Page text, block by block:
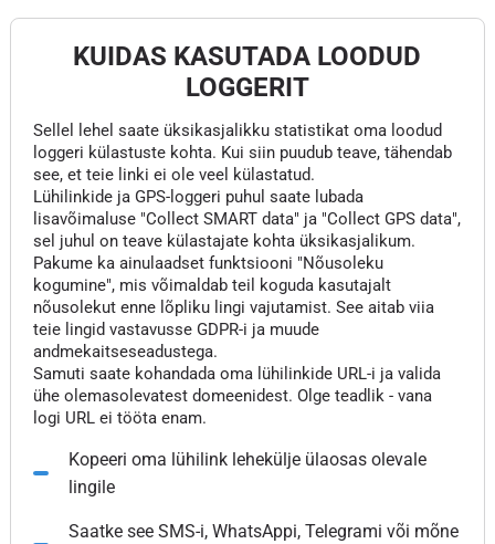
KUIDAS KASUTADA LOODUD
LOGGERIT
Sellel lehel saate üksikasjalikku statistikat oma loodud
loggeri külastuste kohta. Kui siin puudub teave, tähendab
see, et teie linki ei ole veel külastatud.
Lühilinkide ja GPS-loggeri puhul saate lubada
lisavõimaluse "Collect SMART data" ja "Collect GPS data",
sel juhul on teave külastajate kohta üksikasjalikum.
Pakume ka ainulaadset funktsiooni "Nõusoleku
kogumine", mis võimaldab teil koguda kasutajalt
nõusolekut enne lõpliku lingi vajutamist. See aitab viia
teie lingid vastavusse GDPR-i ja muude
andmekaitseseadustega.
Samuti saate kohandada oma lühilinkide URL-i ja valida
ühe olemasolevatest domeenidest. Olge teadlik - vana
logi URL ei tööta enam.
Kopeeri oma lühilink lehekülje ülaosas olevale
lingile
Saatke see SMS-i, WhatsAppi, Telegrami või mõne